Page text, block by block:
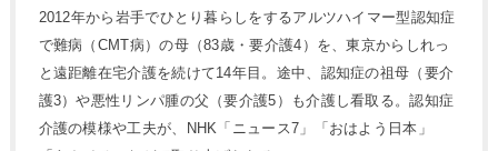
2012年から岩手でひとり暮らしをするアルツハイマー型認知症
で難病（CMT病）の母（83歳・要介護4）を、東京からしれっ
と遠距離在宅介護を続けて14年目。途中、認知症の祖母（要介
護3）や悪性リンパ腫の父（要介護5）も介護し看取る。認知症
介護の模様や工夫が、NHK「ニュース7」「おはよう日本」